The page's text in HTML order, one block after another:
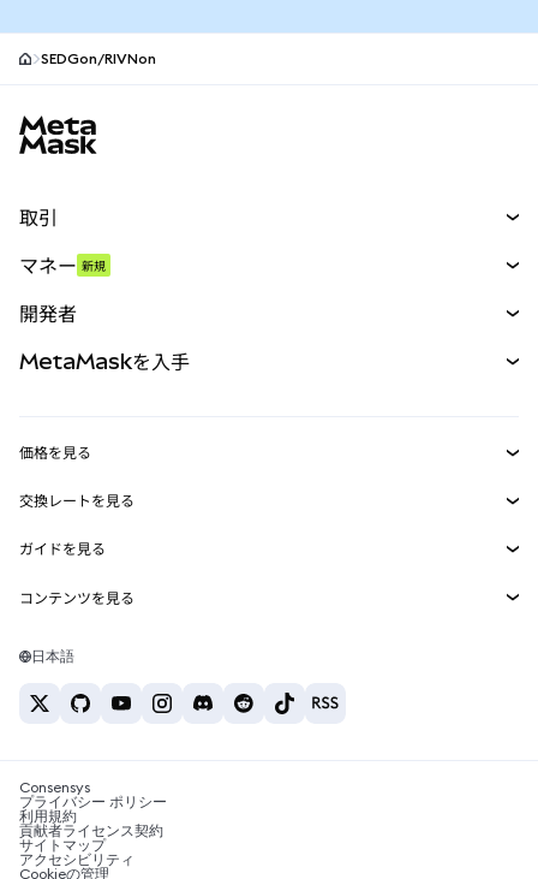
SEDGon/RIVNon
取引
パーペチュアル
RWA
マネー 新規
開発者
MetaMask Connect
Snaps
Web3サービス
MetaMaskを入手
セキュリティ
サポート
キャリア
お問い合わせ
価格を見る
イーサリアムの価格
Solanaの価格
Tetherの価格
交換レートを見る
ETH→USD
USDT→INR
BTC→INR
ETH→USDT
ガイドを見る
ETHの購入
USDTの購入
SHIBの購入
BNBの購入
コンテンツを見る
Solanaウォレット
税制関連ニュース
暗号資産の購入方法は？
ビットコインを売るには？
日本語
Consensys
プライバシー ポリシー
利用規約
貢献者ライセンス契約
サイトマップ
アクセシビリティ
Cookieの管理